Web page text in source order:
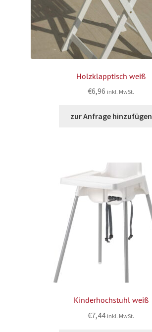
Holzklapptisch weiß
€6,96 inkl. MwSt.
zur Anfrage hinzufügen
Kinderhochstuhl weiß
€7,44 inkl. MwSt.